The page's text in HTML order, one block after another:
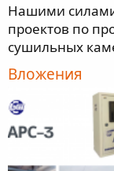
Нашими
проектов по
сушильных
Вложения